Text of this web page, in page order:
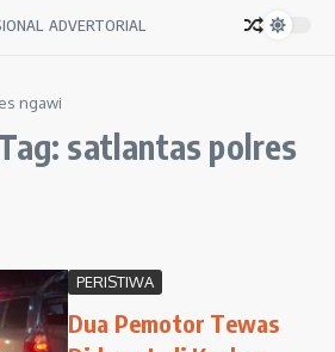
ADVERTORIAL
ngawi
satlantas polres
PERISTIWA
Dua Pemotor Tewas